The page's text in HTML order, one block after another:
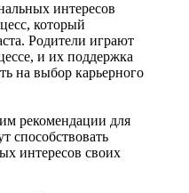
интересов
который
Родители играют
и их поддержка
на выбор карьерного
рекомендации для
способствовать
интересов своих